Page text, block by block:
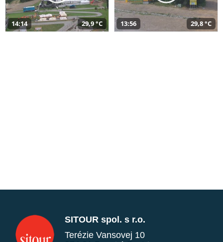
14:14 29,9 °C 13:56 29,8 °C
SITOUR spol. s r.o.
Terézie Vansovej 10